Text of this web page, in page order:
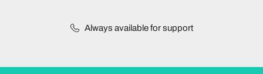
Always available for support